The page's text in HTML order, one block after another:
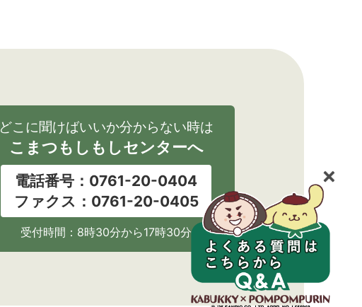
どこに聞けばいいか分からない時は
こまつもしもしセンターへ
電話番号：0761-20-0404
ファクス：0761-20-0405
受付時間：8時30分から17時30分